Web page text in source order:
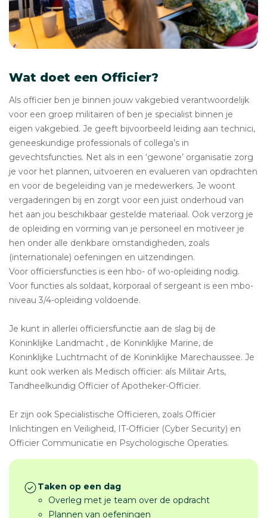
Wat doet een Officier?
Als officier ben je binnen jouw vakgebied verantwoordelijk
voor een groep militairen of ben je specialist binnen je
eigen vakgebied. Je geeft bijvoorbeeld leiding aan technici,
geneeskundige professionals of collega’s in
gevechtsfuncties. Net als in een ‘gewone’ organisatie zorg
je voor het plannen, uitvoeren en evalueren van opdrachten
en voor de begeleiding van je medewerkers. Je woont
vergaderingen bij en zorgt voor een juist onderhoud van
het aan jou beschikbaar gestelde materiaal. Ook verzorg je
de opleiding en vorming van je personeel en motiveer je
hen onder alle denkbare omstandigheden, zoals
(internationale) oefeningen en uitzendingen.
Voor officiersfuncties is een hbo- of wo-opleiding nodig.
Voor functies als soldaat, korporaal of sergeant is een mbo-
niveau 3/4-opleiding voldoende.
Je kunt in allerlei officiersfunctie aan de slag bij de
Koninklijke Landmacht , de Koninklijke Marine, de
Koninklijke Luchtmacht of de Koninklijke Marechaussee. Je
kunt ook werken als Medisch officier: als Militair Arts,
Tandheelkundig Officier of Apotheker-Officier.
Er zijn ook Specialistische Officieren, zoals Officier
Inlichtingen en Veiligheid, IT-Officier (Cyber Security) en
Officier Communicatie en Psychologische Operaties.
Taken op een dag
Overleg met je team over de opdracht
Plannen van oefeningen